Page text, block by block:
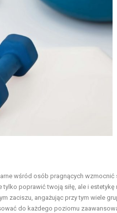
wśród osób pragnących wzmocnić
tylko poprawić twoją siłę, ale i estetykę
zaciszu, angażując przy tym wiele
do każdego poziomu